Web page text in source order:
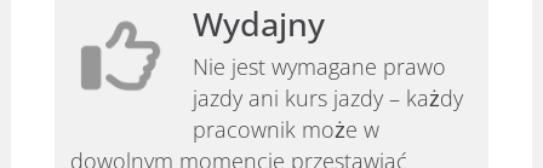
Wydajny
Nie jest wymagane prawo
jazdy ani kurs jazdy – każdy
pracownik może w
dowolnym momencie przestawiać